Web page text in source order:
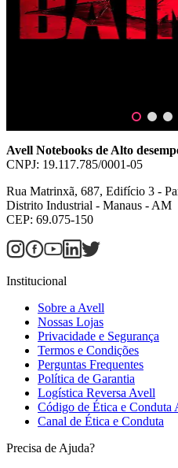
De escalas de temperatura aos
Descubra como a Nvidia
em um manifesto cultural que
Avell Notebooks de Alto
CNPJ: 19.117.785/0001-05
Rua Matrinxã, 687, Edifício 3 -
Distrito Industrial - Manaus - AM
CEP: 69.075-150
Institucional
Sobre a Avell
Nossas Lojas
Privacidade e Segurança
Termos e Condições
Perguntas Frequentes
Política de Garantia
Logística Reversa Avell
Código de Ética e Conduta
Canal de Ética e Conduta
Precisa de Ajuda?